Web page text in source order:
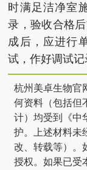
时满足洁净室
录，验收合格
成后，应进行
试，作好调试记
杭州美卓生物官
何资料（包括但
计）均受到《中
护。上述材料未
改、转载等）。
授权。如果已受